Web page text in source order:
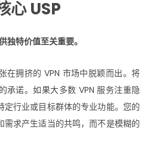
心 USP
独特价值至关重要。
在拥挤的 VPN 市场中脱颖而出。将
承诺。如果大多数 VPN 服务注重隐
行业或目标群体的专业功能。您的
需求产生适当的共鸣，而不是模糊的